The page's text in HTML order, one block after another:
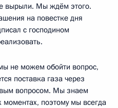
вырыли. Мы ждём этого.
на повестке дня
с господином
не можем обойти вопрос,
поставка газа через
вопросом. Мы знаем
моментах, поэтому мы всегда